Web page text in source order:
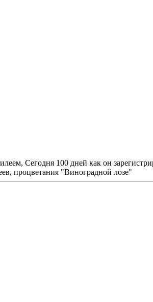
Сегодня 100 дней как он
процветания "Виноградной лозе"